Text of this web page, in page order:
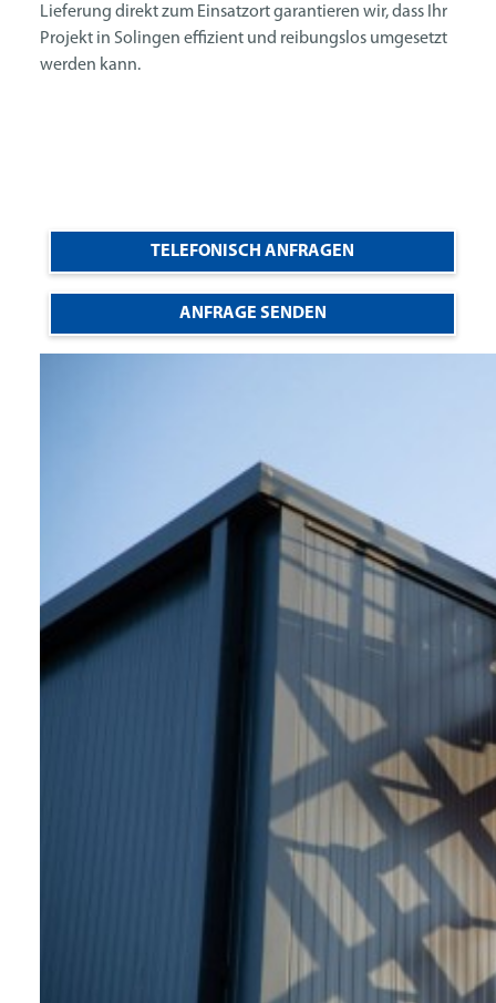
Lieferung direkt zum Einsatzort garantieren wir, dass Ihr
Projekt in Solingen effizient und reibungslos umgesetzt
werden kann.
TELEFONISCH ANFRAGEN
ANFRAGE SENDEN